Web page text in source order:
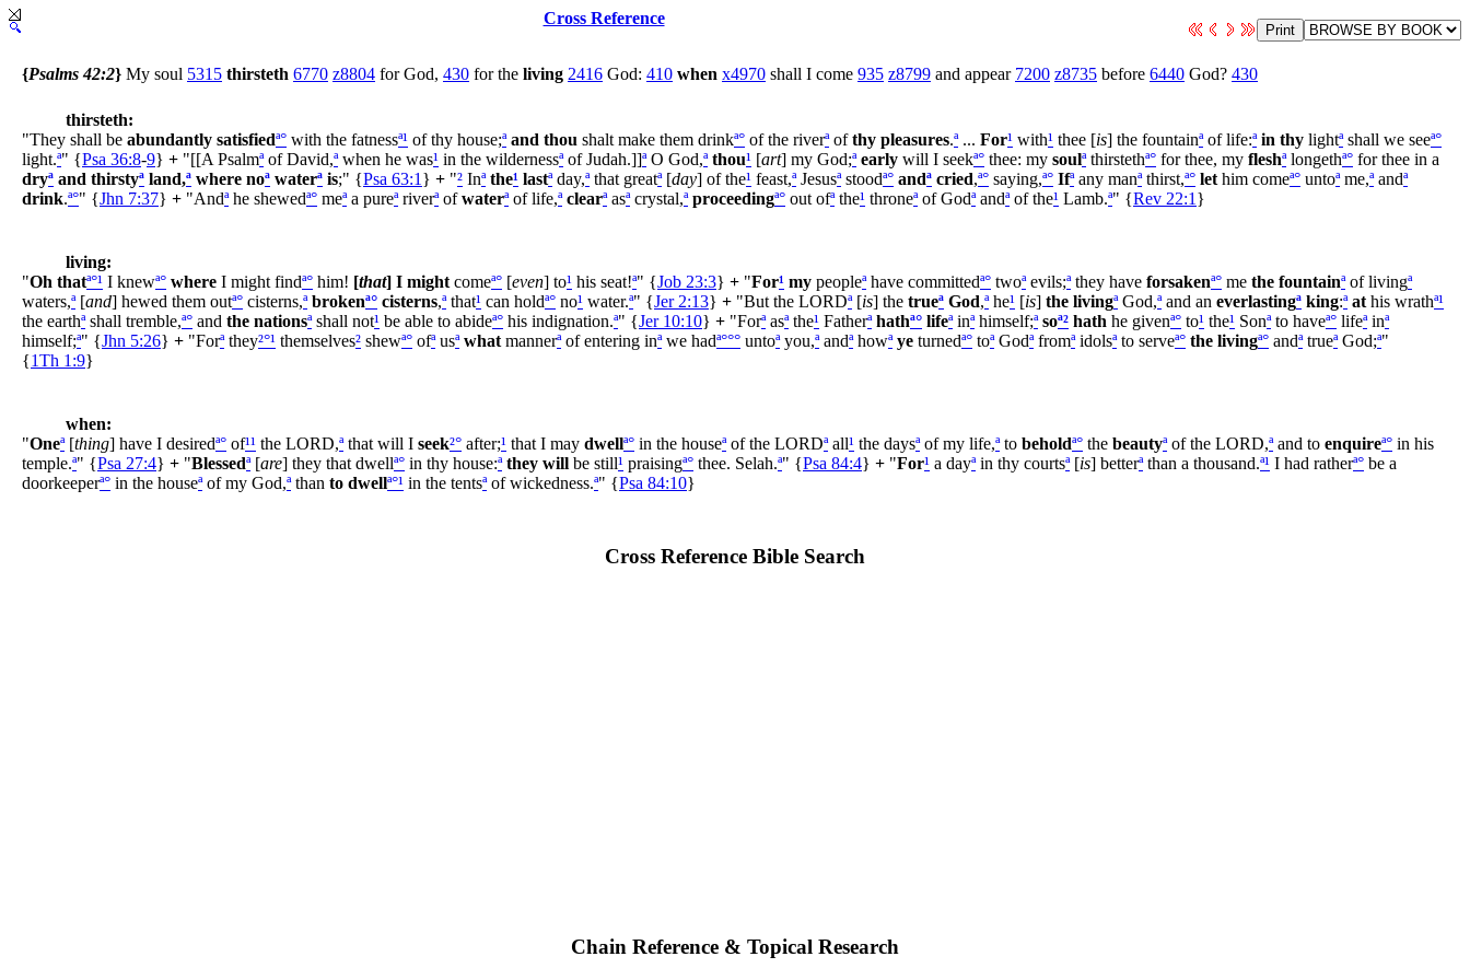
Cross Reference
{Psalms 42:2} My soul 5315 thirsteth 6770 z8804 for God, 430 for the living 2416 God: 410 when x4970 shall I come 935 z8799 and appear 7200 z8735 before 6440 God? 430
thirsteth:
"They shall be abundantly satisfiedª° with the fatnessª¹ of thy house;ª and thou shalt make them drinkª° of the riverªofthy pleasures.ª... For¹ with¹ thee [is] the fountainªof life:ª in thy lightªshall we seeª°
light.ª" {Psa 36:8-9} + "[[A Psalmªof David,ªwhen he was¹ in the wildernessªof Judah.]]ªO God,ª thou¹ [art] my God;ª early will I seekª° thee: my soulªthirstethª° for thee, my fleshªlongethª° for thee in a
dryª and thirstyª land,ª where noª waterª is;" {Psa 63:1 } + "² Inª the¹ lastªday,ªthat greatª[day] of the¹ feast,ªJesusªstoodª° andª cried,ª° saying,ª° Ifªany manªthirst,ª° let him comeª° untoªme,ªandª
drink.ª°" {Jhn 7:37} + "Andªhe shewedª° meªa pureªriverªofwaterªof life,ª clearªasªcrystal,ª proceedingª° out ofªthe¹ throneªof Godªandªof the¹ Lamb.ª" {Rev 22:1 }
living:
"Oh thatª°¹ I knewª° where I might findª° him! [that] I might comeª° [even] to¹ his seat!ª" {Job 23:3} + "For¹ my peopleªhave committedª° twoªevils;ªthey have forsakenª° me the fountainªof livingª
waters,ª[and] hewed them outª° cisterns,ª brokenª° cisterns,ªthat¹ can holdª° no¹ water.ª" {Jer 2:13} + "But the LORDª[is] the trueª God,ªhe¹ [is] the livingªGod,ªand an everlastingª king:ª at his wrathª¹
the earthªshall tremble,ª° and the nationsªshall not¹ be able to abideª° his indignation.ª" {Jer 10:10} + "Forªasªthe¹ Fatherª hathª° lifeªinªhimself;ª soª² hath he givenª° to¹ the¹ Sonªto haveª° lifeªinª
himself;ª" {Jhn 5:26} + "Forªthey²°¹ themselves² shewª° ofªusª what mannerªof entering inªwe hadª°°° untoªyou,ªandªhowª ye turnedª° toªGodªfromªidolsªto serveª° the livingª° andªtrueªGod;ª"
{1Th 1:9}
when:
"Oneª[thing] have I desiredª° of¹¹ the LORD,ªthat will I seek²° after;¹ that I may dwellª° in the houseªof the LORDªall¹ the daysªof my life,ªto beholdª° the beautyªof the LORD,ªand to enquireª° in his
temple.ª" {Psa 27:4} + "Blessedª[are] they that dwellª° in thy house:ª they will be still¹ praisingª° thee. Selah.ª" {Psa 84:4} + "For¹ a dayªin thy courtsª[is] betterªthan a thousand.ª¹ I had ratherª° be a
doorkeeperª° in the houseªof my God,ªthan to dwellª°¹ in the tentsªof wickedness.ª" {Psa 84:10}
Cross Reference Bible Search
Chain Reference & Topical Research